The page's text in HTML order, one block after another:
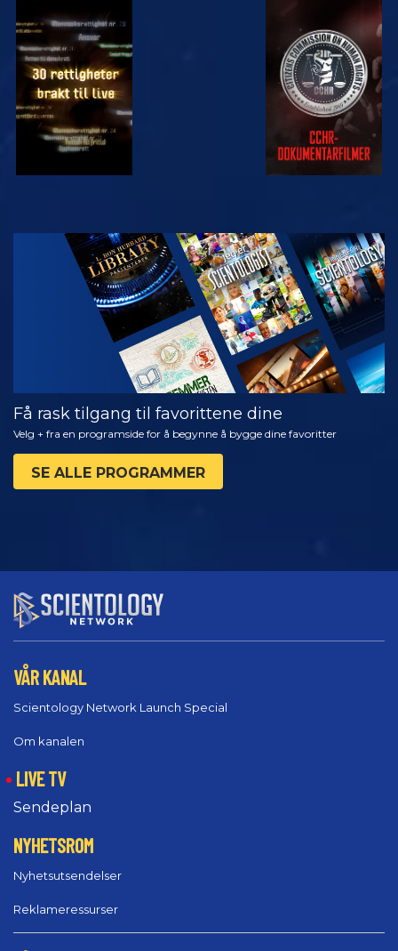
SE SE
SE
UTFORSK
SERIEN
Få rask tilgang til favorittene dine
Velg + fra en programside for å begynne å bygge dine favoritter
SE ALLE PROGRAMMER
VÅR KANAL
Scientology Network Launch Special
Om kanalen
LIVE TV
Sendeplan
NYHETSROM
Nyhetsutsendelser
Reklameressurser